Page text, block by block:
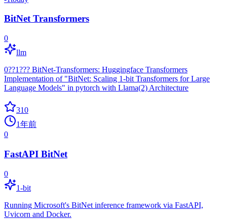
BitNet Transformers
0
llm
0??1??? BitNet-Transformers: Huggingface Transformers
Implementation of "BitNet: Scaling 1-bit Transformers for Large
Language Models" in pytorch with Llama(2) Architecture
310
1年前
0
FastAPI BitNet
0
1-bit
Running Microsoft's BitNet inference framework via FastAPI,
Uvicorn and Docker.